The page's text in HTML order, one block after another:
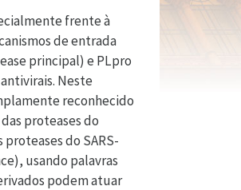
frente à
de entrada
principal) e PLpro
Neste
reconhecido
proteases do
do SARS-
usando palavras
podem atuar